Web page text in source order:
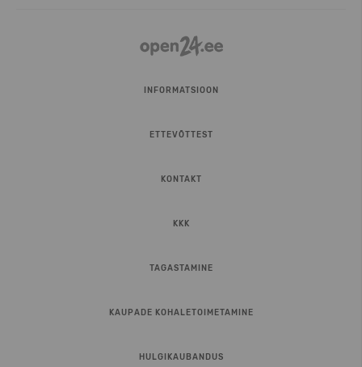
INFORMATSIOON
ETTEVÕTTEST
KONTAKT
KKK
TAGASTAMINE
KAUPADE KOHALETOIMETAMINE
HULGIKAUBANDUS